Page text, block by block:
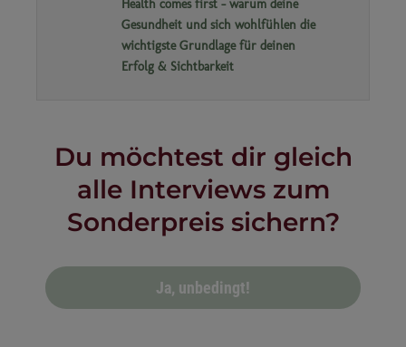
Health comes first - warum deine
Gesundheit und sich wohlfühlen die
wichtigste Grundlage für deinen
Erfolg & Sichtbarkeit
Du möchtest dir gleich
alle Interviews zum
Sonderpreis sichern?
Ja, unbedingt!